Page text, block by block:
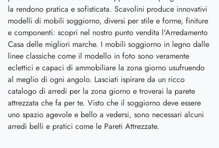
la rendono pratica e sofisticata. Scavolini produce innovativi
modelli di mobili soggiorno, diversi per stile e forme, finiture
e componenti: scopri nel nostro punto vendita l'Arredamento
Casa delle migliori marche. I mobili soggiorno in legno dalle
linee classiche come il modello in foto sono veramente
eclettici e capaci di ammobiliare la zona giorno usufruendo
al meglio di ogni angolo. Lasciati ispirare da un ricco
catalogo di arredi per la zona giorno e troverai la parete
attrezzata che fa per te. Visto che il soggiorno deve essere
uno spazio agevole e bello a vedersi, sono necessari alcuni
arredi belli e pratici come le Pareti Attrezzate.